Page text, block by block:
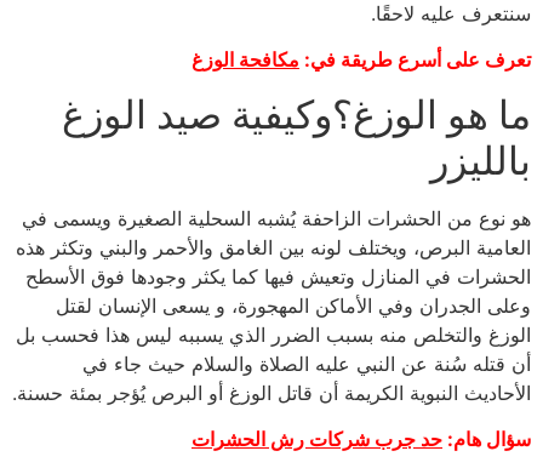
سنتعرف عليه لاحقًا.
تعرف على أسرع طريقة في: مكافحة الوزغ
ما هو الوزغ؟وكيفية صيد الوزغ
بالليزر
هو نوع من الحشرات الزاحفة يُشبه السحلية الصغيرة ويسمى في
العامية البرص، ويختلف لونه بين الغامق والأحمر والبني وتكثر هذه
الحشرات في المنازل وتعيش فيها كما يكثر وجودها فوق الأسطح
وعلى الجدران وفي الأماكن المهجورة، و يسعى الإنسان لقتل
الوزغ والتخلص منه بسبب الضرر الذي يسببه ليس هذا فحسب بل
أن قتله سُنة عن النبي عليه الصلاة والسلام حيث جاء في
الأحاديث النبوية الكريمة أن قاتل الوزغ أو البرص يُؤجر بمئة حسنة.
سؤال هام: حد جرب شركات رش الحشرات